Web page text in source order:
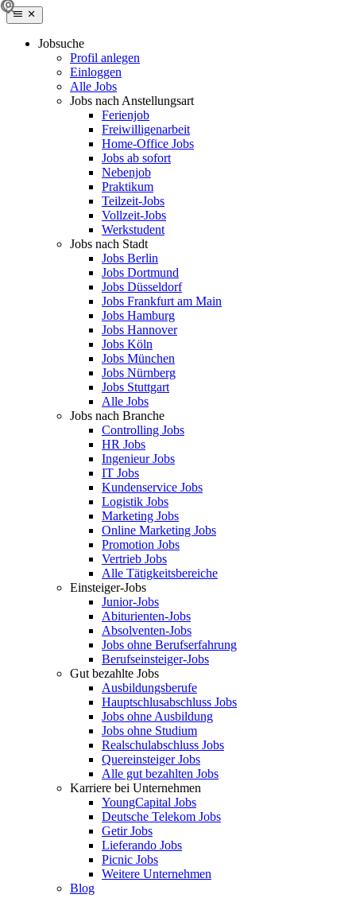
Jobsuche
Profil anlegen
Einloggen
Alle Jobs
Jobs nach Anstellungsart
Ferienjob
Freiwilligenarbeit
Home-Office Jobs
Jobs ab sofort
Nebenjob
Praktikum
Teilzeit-Jobs
Vollzeit-Jobs
Werkstudent
Jobs nach Stadt
Jobs Berlin
Jobs Dortmund
Jobs Düsseldorf
Jobs Frankfurt am Main
Jobs Hamburg
Jobs Hannover
Jobs Köln
Jobs München
Jobs Nürnberg
Jobs Stuttgart
Alle Jobs
Jobs nach Branche
Controlling Jobs
HR Jobs
Ingenieur Jobs
IT Jobs
Kundenservice Jobs
Logistik Jobs
Marketing Jobs
Online Marketing Jobs
Promotion Jobs
Vertrieb Jobs
Alle Tätigkeitsbereiche
Einsteiger-Jobs
Junior-Jobs
Abiturienten-Jobs
Absolventen-Jobs
Jobs ohne Berufserfahrung
Berufseinsteiger-Jobs
Gut bezahlte Jobs
Ausbildungsberufe
Hauptschlusabschluss Jobs
Jobs ohne Ausbildung
Jobs ohne Studium
Realschulabschluss Jobs
Quereinsteiger Jobs
Alle gut bezahlten Jobs
Karriere bei Unternehmen
YoungCapital Jobs
Deutsche Telekom Jobs
Getir Jobs
Lieferando Jobs
Picnic Jobs
Weitere Unternehmen
Blog